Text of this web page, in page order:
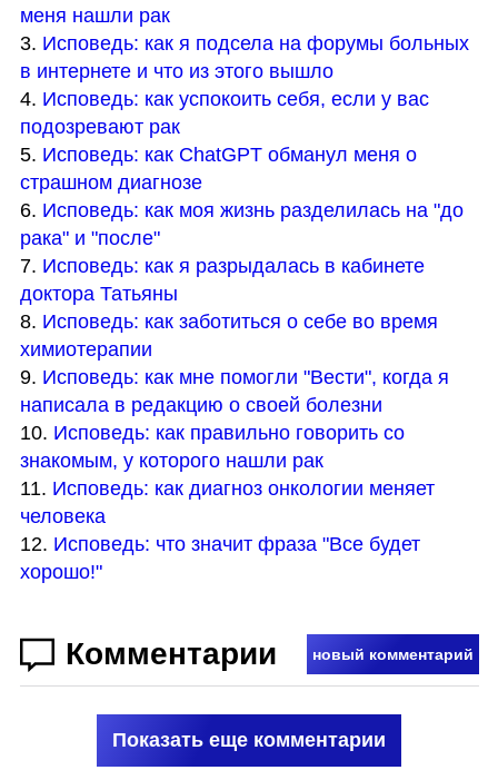
меня нашли рак
3. Исповедь: как я подсела на форумы больных
в интернете и что из этого вышло
4. Исповедь: как успокоить себя, если у вас
подозревают рак
5. Исповедь: как ChatGPT обманул меня о
страшном диагнозе
6. Исповедь: как моя жизнь разделилась на "до
рака" и "после"
7. Исповедь: как я разрыдалась в кабинете
доктора Татьяны
8. Исповедь: как заботиться о себе во время
химиотерапии
9. Исповедь: как мне помогли "Вести", когда я
написала в редакцию о своей болезни
10. Исповедь: как правильно говорить со
знакомым, у которого нашли рак
11. Исповедь: как диагноз онкологии меняет
человека
12. Исповедь: что значит фраза "Все будет
хорошо!"
Комментарии новый комментарий
Показать еще комментарии